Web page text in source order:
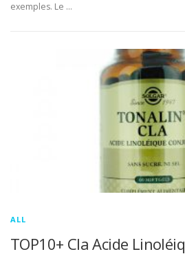
exemples. Le …
ALL
TOP10+ Cla Acide